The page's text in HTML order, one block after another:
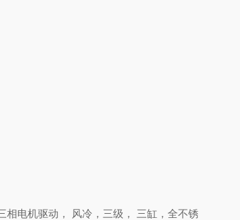
相电机驱动， 风冷，三级， 三缸，全不锈